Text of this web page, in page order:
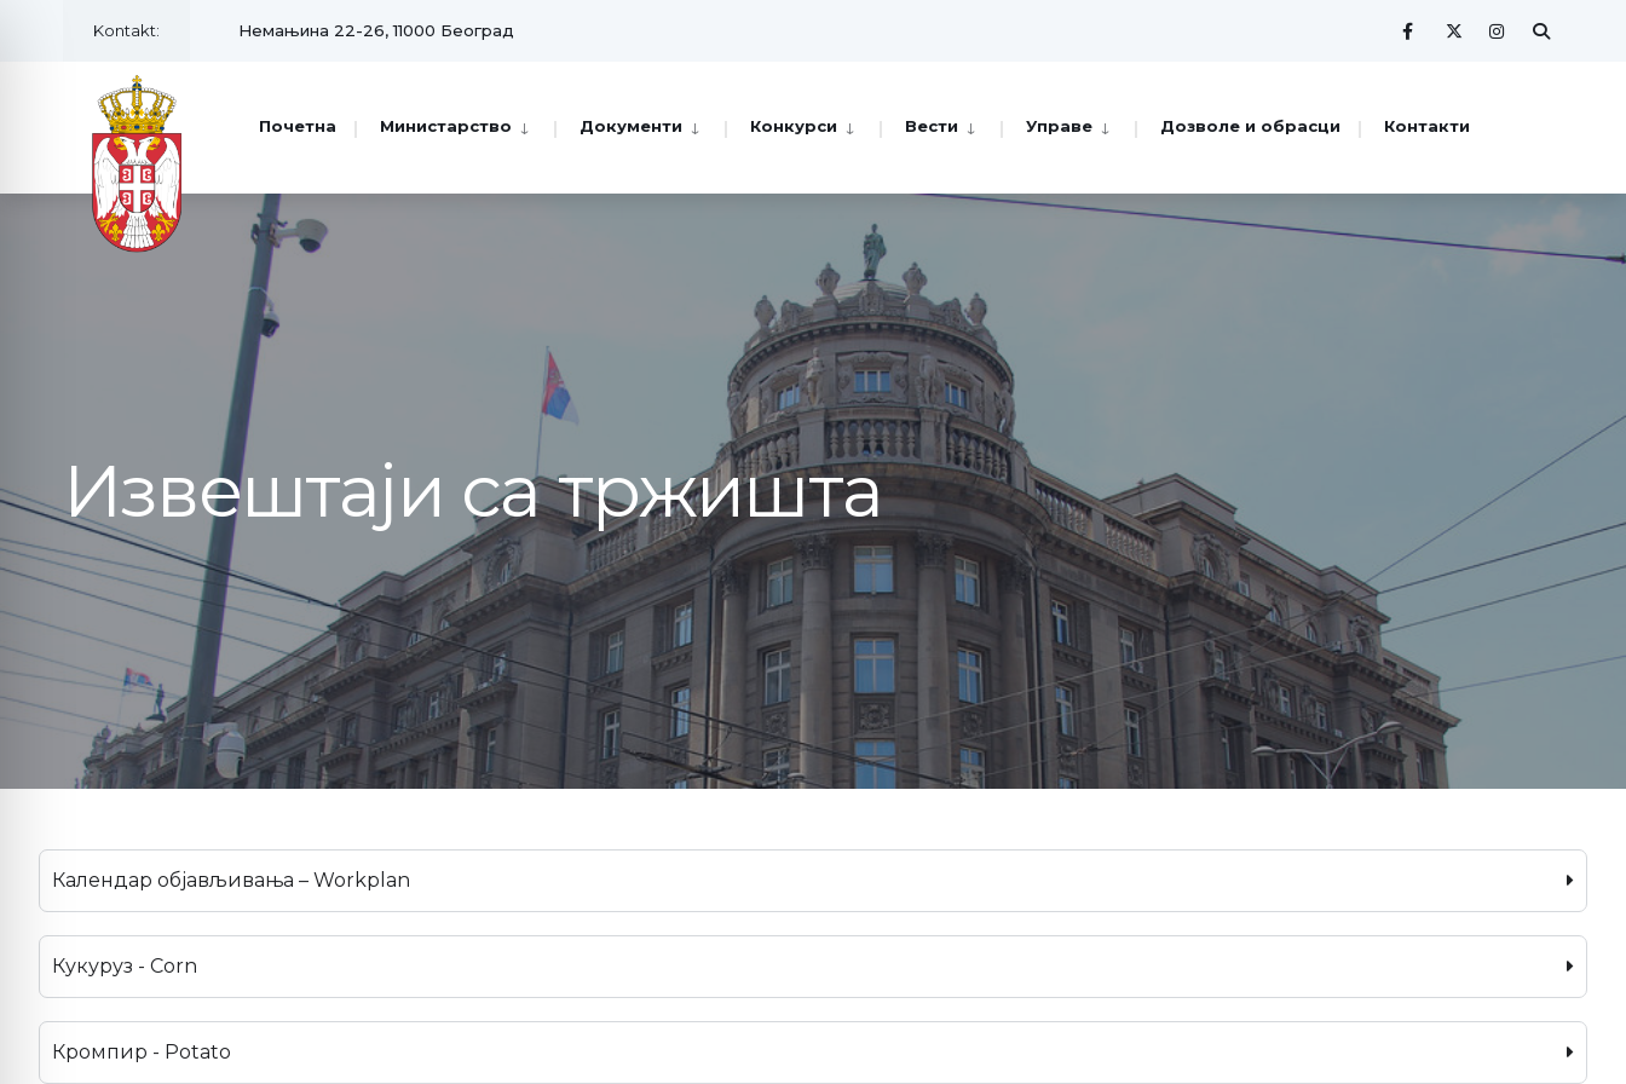
Kontakt: Немањина 22-26, 11000 Београд
Почетна Министарство Документи Конкурси Вести Управе Дозволе и обрасци Контакти
Извештаји са тржишта
Календар објављивања – Workplan
Кукуруз - Corn
Кромпир - Potato